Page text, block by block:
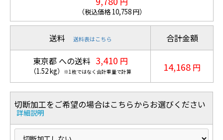
（税込価格10,758円）
送料 送料表はこちら
東京都 への送料 3,410 円
（1.52kg） ※1枚ではなく合計重量で計算
合計金額
14,168 円
切断加工をご希望の場合はこちらからお選びください
詳細説明